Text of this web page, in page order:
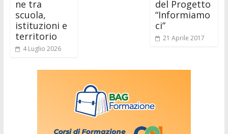
ne tra
scuola,
istituzioni e
territorio
4 Luglio 2026
del Progetto
“Informiamo
ci”
21 Aprile 2017